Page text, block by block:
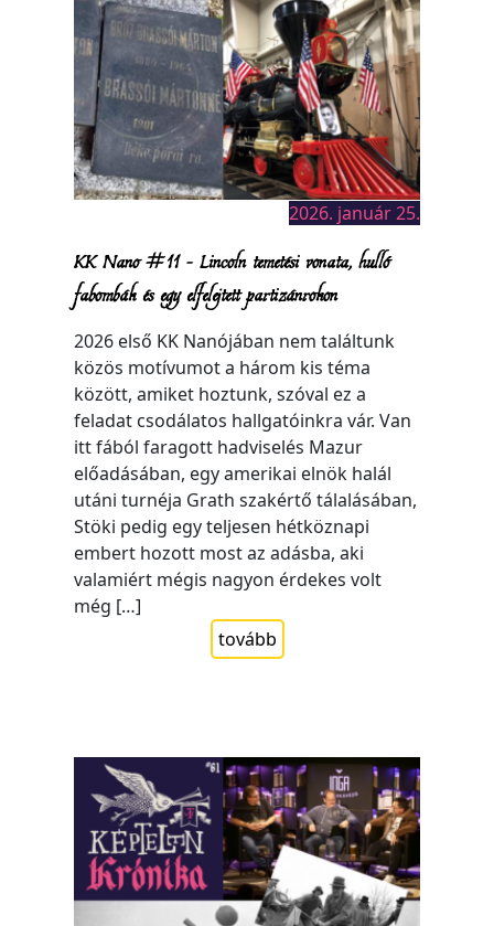
2026. január 25.
KK Nano #11 – Lincoln temetési vonata, hulló
fabombák és egy elfelejtett partizánrokon
2026 első KK Nanójában nem találtunk
közös motívumot a három kis téma
között, amiket hoztunk, szóval ez a
feladat csodálatos hallgatóinkra vár. Van
itt fából faragott hadviselés Mazur
előadásában, egy amerikai elnök halál
utáni turnéja Grath szakértő tálalásában,
Stöki pedig egy teljesen hétköznapi
embert hozott most az adásba, aki
valamiért mégis nagyon érdekes volt
még […]
tovább